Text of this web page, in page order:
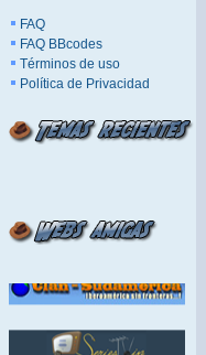
FAQ
FAQ BBcodes
Términos de uso
Política de Privacidad